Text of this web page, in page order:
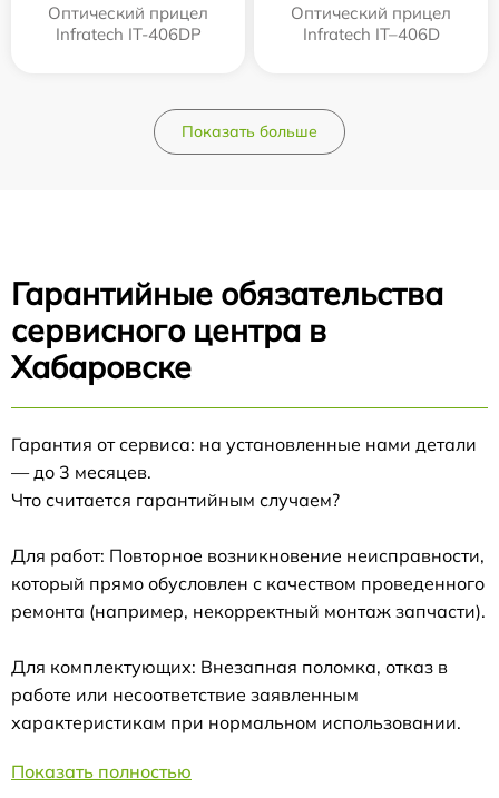
Оптический прицел
Infratech IT-406DP
Оптический прицел
Infratech IT–406D
Показать больше
Гарантийные обязательства
сервисного центра в
Хабаровске
Гарантия от сервиса: на установленные нами детали
— до 3 месяцев.
Что считается гарантийным случаем?
Для работ: Повторное возникновение неисправности,
который прямо обусловлен с качеством проведенного
ремонта (например, некорректный монтаж запчасти).
Для комплектующих: Внезапная поломка, отказ в
работе или несоответствие заявленным
характеристикам при нормальном использовании.
Показать полностью